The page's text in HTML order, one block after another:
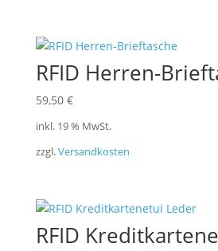
RFID Herren-
59,50 €
inkl. 19 % MwSt.
zzgl.Versandkosten
RFID